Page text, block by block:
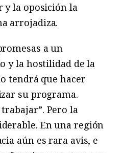
la oposición la
arrojadiza.
a un
y la hostilidad de la
tendrá que hacer
su programa.
Pero la
En una región
aún es rara avis, e